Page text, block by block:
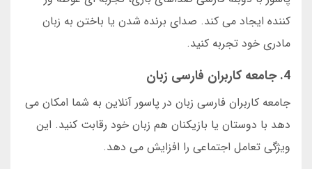
کننده ایجاد می کند. صدای برنده شدن یا باختن به زبان
مادری خود تجربه کنید.
4. جامعه کاربران فارسی زبان
جامعه کاربران فارسی زبان در پاسور آنلاین به شما امکان می
دهد با دوستان یا بازیکنان هم زبان خود رقابت کنید. این
ویژگی تعامل اجتماعی را افزایش می دهد.